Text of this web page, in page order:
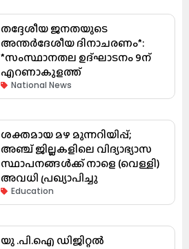
തദ്ദേശീയ ജനതയുടെ
അന്തർദേശീയ ദിനാചരണം*:
*സംസ്ഥാനതല ഉദ്ഘാടനം 9ന്
എറണാകുളത്ത്
National News
ശക്തമായ മഴ മുന്നറിയിപ്പ്;
അഞ്ച് ജില്ലകളിലെ വിദ്യാഭ്യാസ
സ്ഥാപനങ്ങൾക്ക് നാളെ (വെള്ളി)
അവധി പ്രഖ്യാപിച്ചു
Education
യു .പി.ഐ ഡിജിറ്റൽ